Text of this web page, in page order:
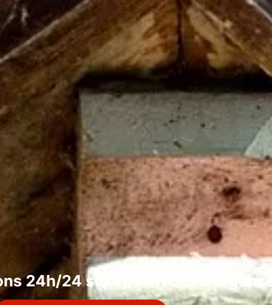
24h/24 sur 7j/7 en cas d'urgence